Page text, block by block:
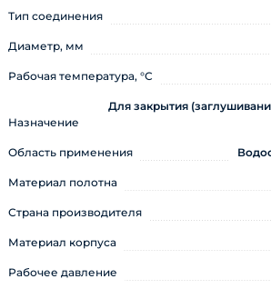
Тип соединения
Диаметр, мм
Рабочая температура, °С
Назначение
Для закрытия
Область применения
Материал полотна
Страна производителя
Материал корпуса
Рабочее давление